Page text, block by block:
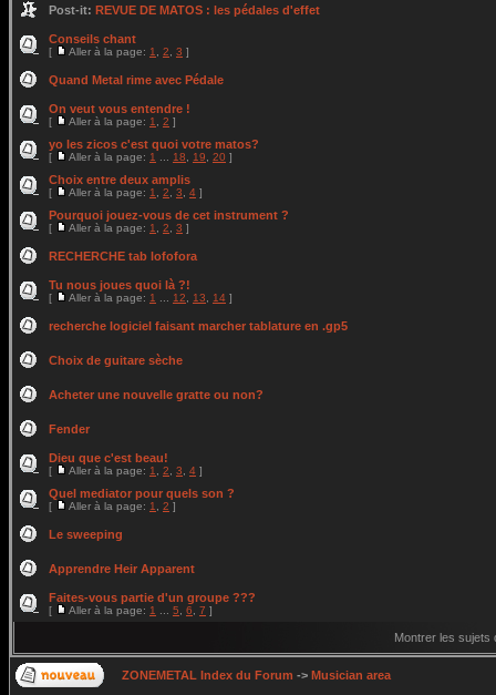
Post-it: REVUE DE MATOS : les pédales d'effet
Conseils chant
[ Aller à la page: 1 2 3 ]
Quand Metal rime avec Pédale
On veut vous entendre !
[ Aller à la page: 1 2 ]
yo les zicos c'est quoi votre matos?
[ Aller à la page: 1 18 19 20 ]
Choix entre deux amplis
[ Aller à la page: 1 2 3 4 ]
Pourquoi jouez-vous de cet instrument ?
[ Aller à la page: 1 2 3 ]
RECHERCHE tab lofofora
Tu nous joues quoi là ?!
[ Aller à la page: 1 12 13 14 ]
recherche logiciel faisant marcher tablature en .gp5
Choix de guitare sèche
Acheter une nouvelle gratte ou non?
Fender
Dieu que c'est beau!
[ Aller à la page: 1 2 3 4 ]
Quel mediator pour quels son ?
[ Aller à la page: 1 2 ]
Le sweeping
Apprendre Heir Apparent
Faites-vous partie d'un groupe ???
[ Aller à la page: 1 5 6 7 ]
Montrer les sujets
ZONEMETAL Index du Forum -> Musician area